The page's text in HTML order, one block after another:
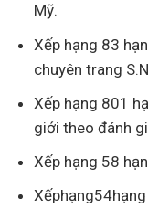
Mỹ.
Xếp hạng 83
chuyên trang
Xếp hạng 801
giới theo đánh
Xếp hạng 58